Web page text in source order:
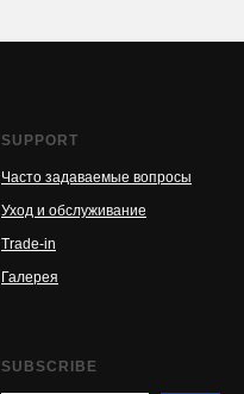
SUPPORT
Часто задаваемые вопросы
Уход и обслуживание
Trade-in
Галерея
SUBSCRIBE